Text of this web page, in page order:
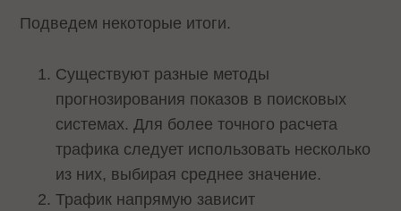
Подведем некоторые итоги.
Существуют разные методы
прогнозирования показов в поисковых
системах. Для более точного расчета
трафика следует использовать несколько
из них, выбирая среднее значение.
Трафик напрямую зависит